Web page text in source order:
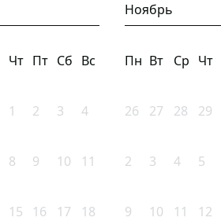
Чт Пт Сб Вс
1 2 3 4
8 9 10 11
15 16 17 18
Ноябрь
Пн Вт Ср Чт
26 27 28 29
2 3 4 5
9 10 11 12